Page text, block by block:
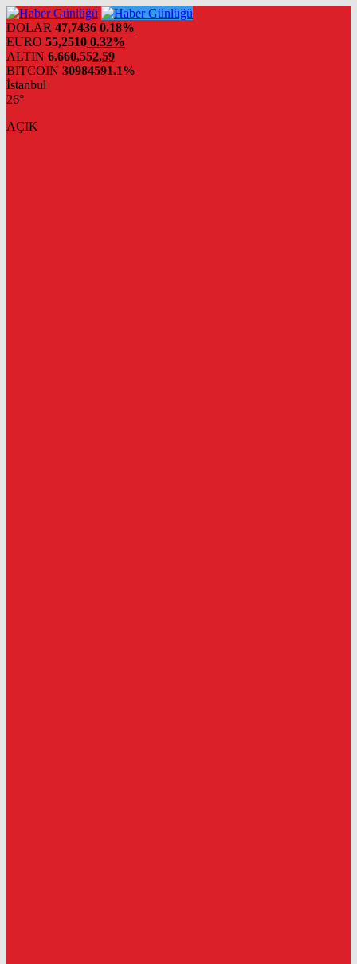
DOLAR 47,7436 0.18%
EURO 55,2510 0.32%
ALTIN 6.660,552,59
BITCOIN 30984591.1%
İstanbul
26°
AÇIK